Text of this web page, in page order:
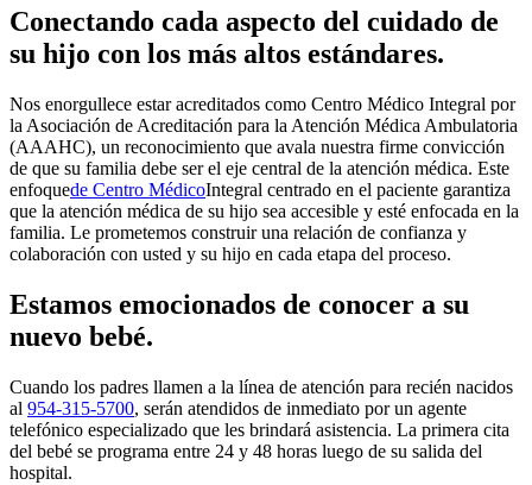
Conectando cada aspecto del cuidado de
su hijo con los más altos estándares.
Nos enorgullece estar acreditados como Centro Médico Integral por
la Asociación de Acreditación para la Atención Médica Ambulatoria
(AAAHC), un reconocimiento que avala nuestra firme convicción
de que su familia debe ser el eje central de la atención médica. Este
enfoquede Centro MédicoIntegral centrado en el paciente garantiza
que la atención médica de su hijo sea accesible y esté enfocada en la
familia. Le prometemos construir una relación de confianza y
colaboración con usted y su hijo en cada etapa del proceso.
Estamos emocionados de conocer a su
nuevo bebé.
Cuando los padres llamen a la línea de atención para recién nacidos
al 954-315-5700, serán atendidos de inmediato por un agente
telefónico especializado que les brindará asistencia. La primera cita
del bebé se programa entre 24 y 48 horas luego de su salida del
hospital.